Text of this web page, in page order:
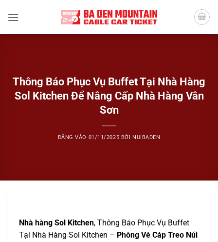
qua
Thông Báo Phục Vụ Buffet Tại Nhà Hàng
Sol Kitchen Để Nâng Cấp Nhà Hàng Vân
Sơn
ĐĂNG VÀO 01/11/2025 BỞI NUIBADEN
Nhà hàng Sol Kitchen, Thông Báo Phục Vụ Buffet
Tại Nhà Hàng Sol Kitchen – Phòng Vé Cáp Treo Núi